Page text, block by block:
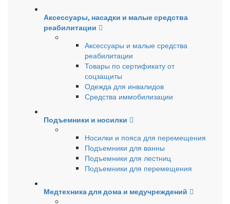
Аксессуары, насадки и малые средства
реабилитации
Аксессуары и малые средства
реабилитации
Товары по сертификату от
соцзащиты
Одежда для инвалидов
Средства иммобилизации
Подъемники и носилки
Носилки и пояса для перемещения
Подъемники для ванны
Подъемники для лестниц
Подъемники для перемещения
Медтехника для дома и медучреждений